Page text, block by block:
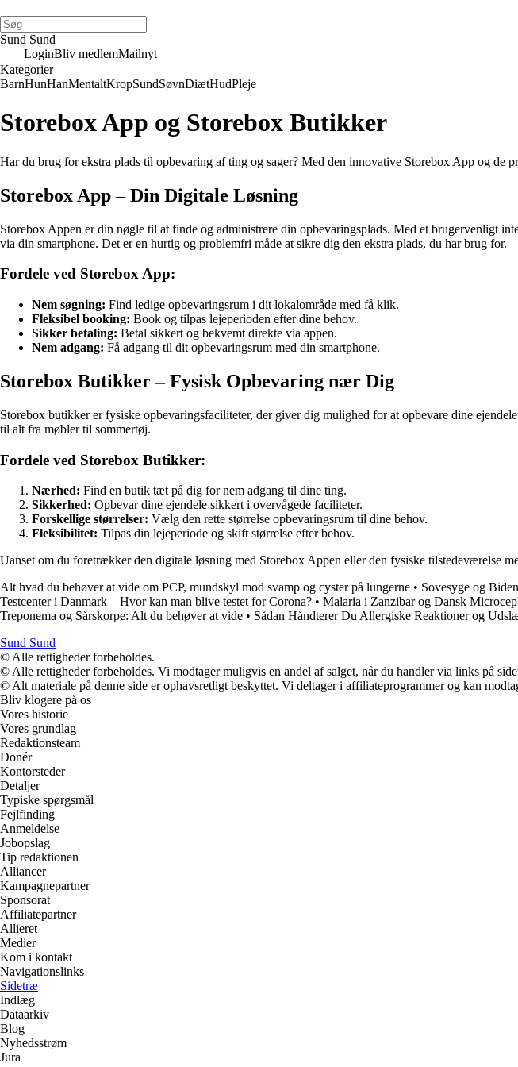
Sund Sund
LoginBliv medlemMailnyt
Kategorier
BarnHunHanMentaltKropSundSøvnDiætHudPleje
Storebox App og Storebox Butikker
Har du brug for ekstra plads til opbevaring af ting og sager? Med den innovative Storebox App og
Storebox App – Din Digitale Løsning
Storebox Appen er din nøgle til at finde og administrere din opbevaringsplads. Med et brugervenligt
via din smartphone. Det er en hurtig og problemfri måde at sikre dig den ekstra plads, du har brug for.
Fordele ved Storebox App:
Nem søgning: Find ledige opbevaringsrum i dit lokalområde med få klik.
Fleksibel booking: Book og tilpas lejeperioden efter dine behov.
Sikker betaling: Betal sikkert og bekvemt direkte via appen.
Nem adgang: Få adgang til dit opbevaringsrum med din smartphone.
Storebox Butikker – Fysisk Opbevaring nær Dig
Storebox butikker er fysiske opbevaringsfaciliteter, der giver dig mulighed for at opbevare dine
til alt fra møbler til sommertøj.
Fordele ved Storebox Butikker:
Nærhed: Find en butik tæt på dig for nem adgang til dine ting.
Sikkerhed: Opbevar dine ejendele sikkert i overvågede faciliteter.
Forskellige størrelser: Vælg den rette størrelse opbevaringsrum til dine behov.
Fleksibilitet: Tilpas din lejeperiode og skift størrelse efter behov.
Uanset om du foretrækker den digitale løsning med Storebox Appen eller den fysiske tilstedeværelse
Alt hvad du behøver at vide om PCP, mundskyl mod svamp og cyster på lungerne • Sovesyge og
Testcenter i Danmark – Hvor kan man blive testet for Corona? • Malaria i Zanzibar og Dansk
Treponema og Sårskorpe: Alt du behøver at vide • Sådan Håndterer Du Allergiske Reaktioner og
Sund Sund
© Alle rettigheder forbeholdes.
© Alle rettigheder forbeholdes. Vi modtager muligvis en andel af salget, når du handler via links på
© Alt materiale på denne side er ophavsretligt beskyttet. Vi deltager i affiliateprogrammer og kan
Bliv klogere på os
Vores historie
Vores grundlag
Redaktionsteam
Donér
Kontorsteder
Detaljer
Typiske spørgsmål
Fejlfinding
Anmeldelse
Jobopslag
Tip redaktionen
Alliancer
Kampagnepartner
Sponsorat
Affiliatepartner
Allieret
Medier
Kom i kontakt
Navigationslinks
Sidetræ
Indlæg
Dataarkiv
Blog
Nyhedsstrøm
Jura